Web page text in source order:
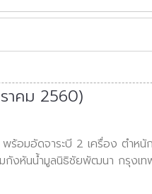
าคม 2560)
อมอัดจาระบี 2 เครื่อง ตำหนั
งหันน้ำมูลนิธิชัยพัฒนา กรุงเท